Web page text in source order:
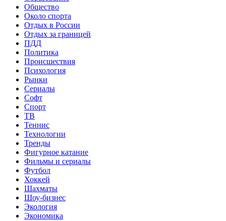
Общество
Около спорта
Отдых в России
Отдых за границей
ПДД
Политика
Происшествия
Психология
Рынки
Сериалы
Софт
Спорт
ТВ
Теннис
Технологии
Тренды
Фигурное катание
Фильмы и сериалы
Футбол
Хоккей
Шахматы
Шоу-бизнес
Экология
Экономика